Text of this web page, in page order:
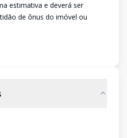
estimativa e deverá ser
de ônus do imóvel ou